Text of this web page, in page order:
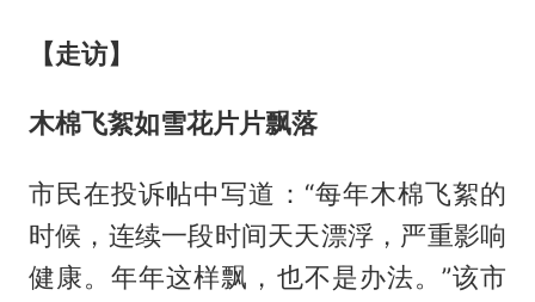
【走访】
木棉飞絮如雪花片片飘落
市民在投诉帖中写道：“每年木棉飞絮的
时候，连续一段时间天天漂浮，严重影响
健康。年年这样飘，也不是办法。”该市